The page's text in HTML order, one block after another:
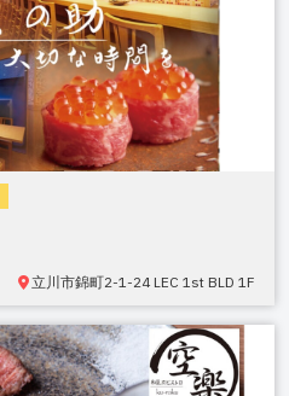
立川市錦町2-1-24 LEC 1st BLD 1F